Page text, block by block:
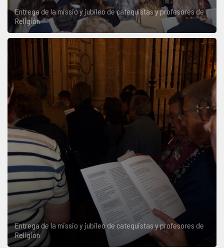
Entrega de la missio y jubileo de catequistas y profesores de
Religión
Entrega de la missio y jubileo de catequistas y profesores de
Religión